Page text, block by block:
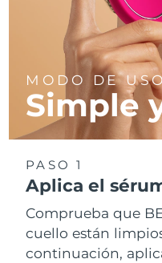
MODO DE
Simple
PASO 1
Aplica el
Comprueba que
cuello están
continuación,